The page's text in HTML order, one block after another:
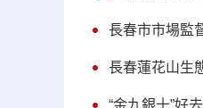
長春市市場監
長春蓮花山生
“金九銀十”好